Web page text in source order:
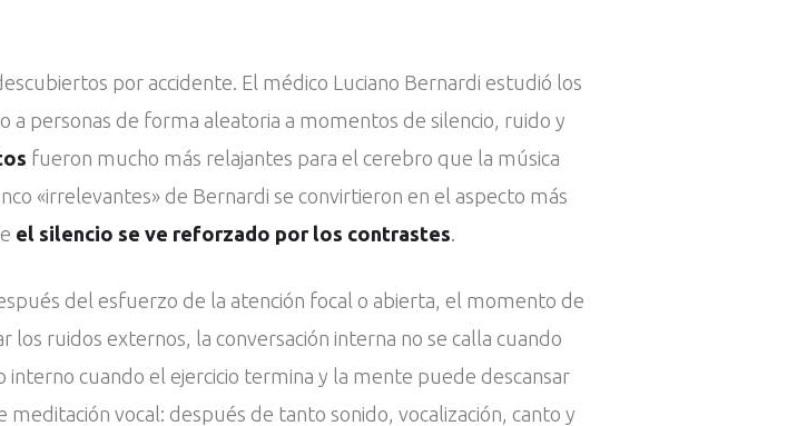
por accidente. El médico Luciano Bernardi estudió los
a personas de forma aleatoria a momentos de silencio, ruido y
fueron mucho más relajantes para el cerebro que la música
«irrelevantes» de Bernardi se convirtieron en el aspecto más
el silencio se ve reforzado por los contrastes.
del esfuerzo de la atención focal o abierta, el momento de
ruidos externos, la conversación interna no se calla cuando
cuando el ejercicio termina y la mente puede descansar
vocal: después de tanto sonido, vocalización, canto y